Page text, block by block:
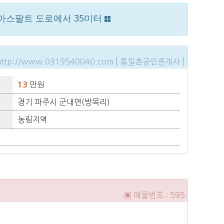
스팔트 도로에서 35미터
www.0319540040.com [ 통일촌공인중개사 ]
13 만원
경기 파주시 군내면(방목리)
농림지역
▣ 매물번호 : 595